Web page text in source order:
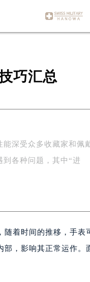
巧汇总
能深受众多收藏家和佩
各种问题，其中“进
随着时间的推移，手表
部，影响其正常运作。